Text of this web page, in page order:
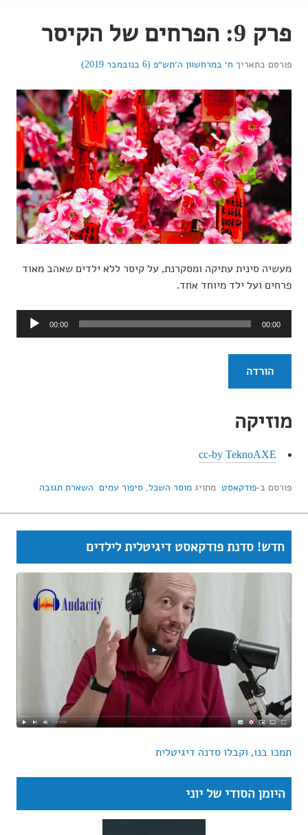
פרק 9: הפרחים של הקיסר
פורסם בתאריך ח׳ במרחשוון ה׳תש״פ (6 בנובמבר 2019)
מעשיה סינית עתיקה ומסקרנת, על קיסר ללא ילדים שאהב מאוד
פרחים ועל ילד מיוחד אחד.
אודיו
00:00 00:00
הורדה
מוזיקה
cc-byTeknoAXE
פורסם ב-פודקאסט מתויג מוסר השכל, סיפור עמים השארת תגובה
חדש! סדנת פודקאסט דיגיטלית לילדים
תמכו בנו, וקבלו סדנה דיגיטלית
היומן הסודי של יוני